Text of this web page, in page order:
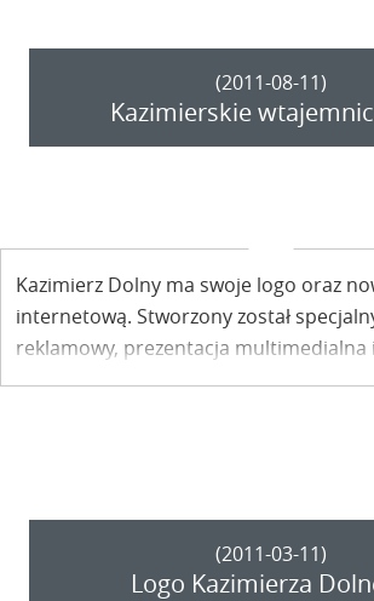
(2011-08-11)
Kazimierskie
Kazimierz Dolny ma swoje logo oraz
internetową. Stworzony został
reklamowy, prezentacja multimedialna
wizerunkowe miasta. A wszystko to
(2011-03-11)
Logo Kazimierza